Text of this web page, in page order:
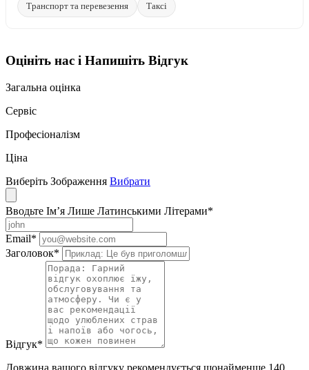
Транспорт та перевезення Таксі
Оцініть нас і Напишіть Відгук
Загальна оцінка
Сервіс
Професіоналізм
Ціна
Виберіть Зображення Вибрати
Вводьте Ім’я Лише Латинськими Літерами*
Email*
Заголовок*
Відгук*
Довжина вашого відгуку рекомендується щонайменше 140